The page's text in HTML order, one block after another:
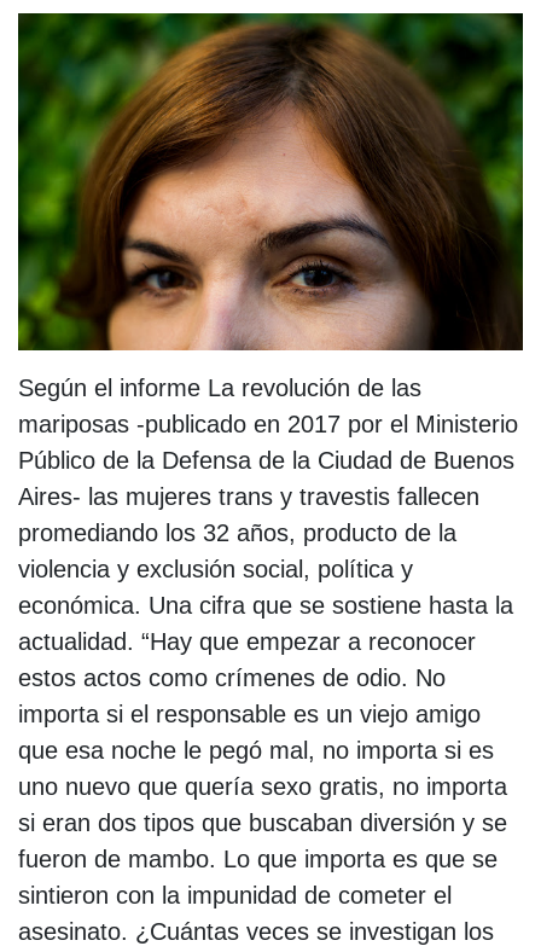
Según el informe La revolución de las
mariposas -publicado en 2017 por el Ministerio
Público de la Defensa de la Ciudad de Buenos
Aires- las mujeres trans y travestis fallecen
promediando los 32 años, producto de la
violencia y exclusión social, política y
económica. Una cifra que se sostiene hasta la
actualidad. “Hay que empezar a reconocer
estos actos como crímenes de odio. No
importa si el responsable es un viejo amigo
que esa noche le pegó mal, no importa si es
uno nuevo que quería sexo gratis, no importa
si eran dos tipos que buscaban diversión y se
fueron de mambo. Lo que importa es que se
sintieron con la impunidad de cometer el
asesinato. ¿Cuántas veces se investigan los